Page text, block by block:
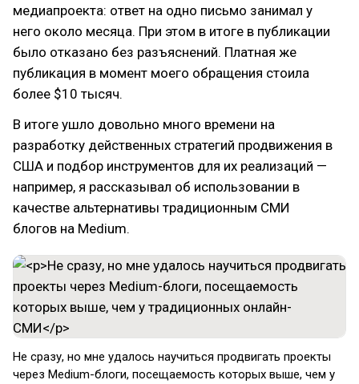
медиапроекта: ответ на одно письмо занимал у
него около месяца. При этом в итоге в публикации
было отказано без разъяснений. Платная же
публикация в момент моего обращения стоила
более $10 тысяч.
В итоге ушло довольно много времени на
разработку действенных стратегий продвижения в
США и подбор инструментов для их реализаций —
например, я рассказывал об использовании в
качестве альтернативы традиционным СМИ
блогов на Medium.
Не сразу, но мне удалось научиться продвигать проекты
через Medium-блоги, посещаемость которых выше, чем у